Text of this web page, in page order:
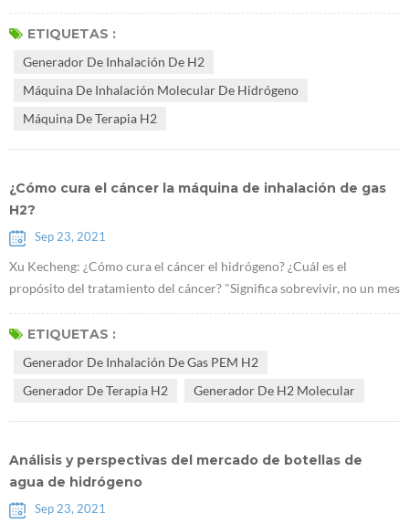
en World Heart Journal por Viliam Mojto y otros de la Universidad
Kominas en la República Checa en 2018. Resumen: Se reconoce que
capacidad antioxi...
ETIQUETAS :
Generador De Inhalación De H2
Máquina De Inhalación Molecular De Hidrógeno
Máquina De Terapia H2
¿Cómo cura el cáncer la máquina de inhalación de gas
H2?
Sep 23, 2021
Xu Kecheng: ¿Cómo cura el cáncer el hidrógeno? ¿Cuál es el
propósito del tratamiento del cáncer? "Significa sobrevivir, no un mes
extra o algunos meses, sino un año, algunos años y más años.
¡Significa vivir bien, vivir feliz, feliz y con calidad!" Xu Kecheng, un
incluida l...
ETIQUETAS :
Generador De Inhalación De Gas PEM H2
Generador De Terapia H2
Generador De H2 Molecular
Análisis y perspectivas del mercado de botellas de
agua de hidrógeno
Sep 23, 2021